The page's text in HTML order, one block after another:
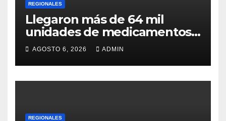
REGIONALES
Llegaron más de 64 mil
unidades de medicamentos
e insumos
AGOSTO 6, 2026 ADMIN
REGIONALES